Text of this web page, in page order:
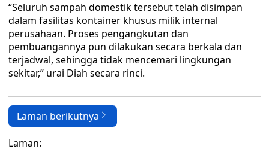
“Seluruh sampah domestik tersebut telah disimpan
dalam fasilitas kontainer khusus milik internal
perusahaan. Proses pengangkutan dan
pembuangannya pun dilakukan secara berkala dan
terjadwal, sehingga tidak mencemari lingkungan
sekitar,” urai Diah secara rinci.
Laman berikutnya
Laman: